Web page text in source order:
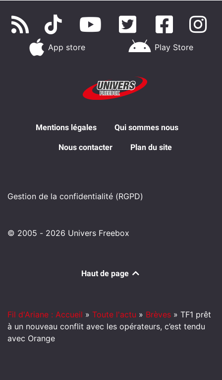
App store Play Store
Mentions légales Qui sommes nous
Nous contacter Plan du site
Gestion de la confidentialité (RGPD)
© 2005 - 2026 Univers Freebox
Haut de page
Fil d'Ariane : Accueil » Toute l'actu » Brèves » TF1 prêt
à un nouveau conflit avec les opérateurs, c’est tendu
avec Orange